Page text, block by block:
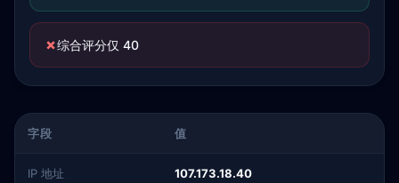
✗综合评分仅 40
字段 值
IP 地址 107.173.18.40